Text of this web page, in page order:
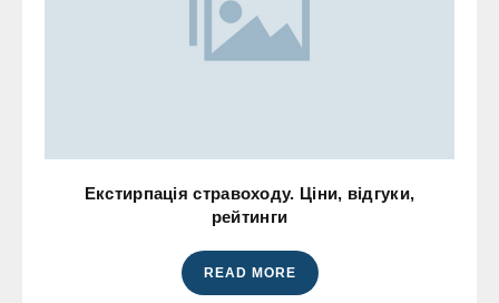
Екстирпація стравоходу. Ціни, відгуки,
рейтинги
READ MORE